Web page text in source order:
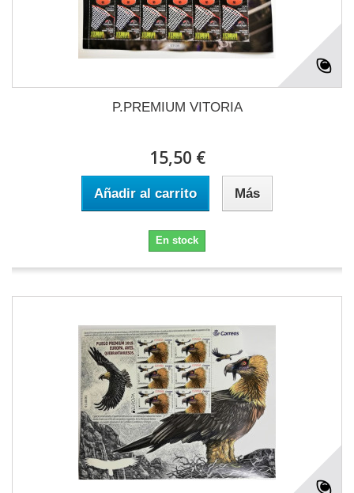
P.PREMIUM VITORIA
15,50 €
Añadir al carrito Más
En stock